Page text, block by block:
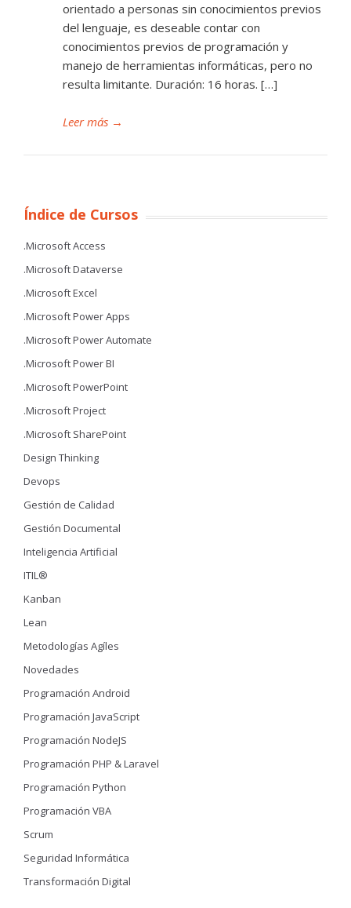
orientado a personas sin conocimientos previos
del lenguaje, es deseable contar con
conocimientos previos de programación y
manejo de herramientas informáticas, pero no
resulta limitante. Duración: 16 horas. […]
Leer más →
Índice de Cursos
.Microsoft Access
.Microsoft Dataverse
.Microsoft Excel
.Microsoft Power Apps
.Microsoft Power Automate
.Microsoft Power BI
.Microsoft PowerPoint
.Microsoft Project
.Microsoft SharePoint
Design Thinking
Devops
Gestión de Calidad
Gestión Documental
Inteligencia Artificial
ITIL®
Kanban
Lean
Metodologías Agíles
Novedades
Programación Android
Programación JavaScript
Programación NodeJS
Programación PHP & Laravel
Programación Python
Programación VBA
Scrum
Seguridad Informática
Transformación Digital